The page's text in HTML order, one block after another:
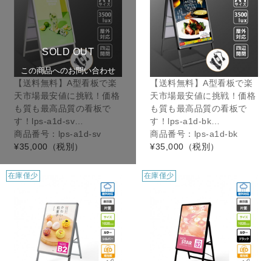
SOLD OUT
この商品へのお問い合わせ
【送料無料】A型看板で楽
天市場最安値に挑戦！価格
も質も最高品質の看板で
す！lps-a1d-sv…
商品番号：lps-a1d-sv
¥35,000 （税別）
【送料無料】A型看板で楽
天市場最安値に挑戦！価格
も質も最高品質の看板で
す！lps-a1d-bk…
商品番号：lps-a1d-bk
¥35,000 （税別）
在庫僅少
在庫僅少 在庫僅少
在庫僅少